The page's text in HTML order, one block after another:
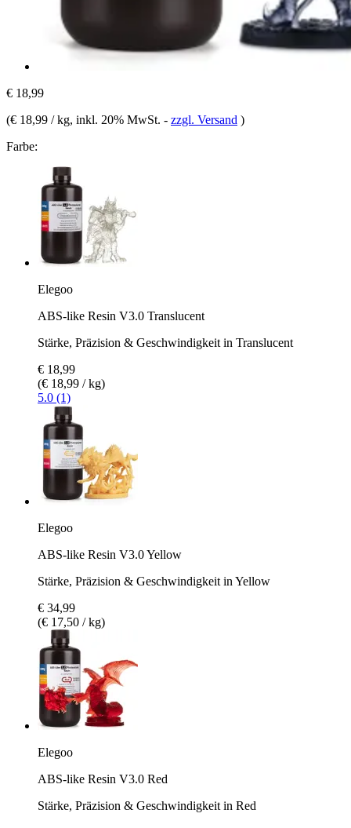
€ 18,99
(€ 18,99 / kg, inkl. 20% MwSt. - zzgl. Versand )
Farbe:
Elegoo
ABS-like Resin V3.0 Translucent
Stärke, Präzision & Geschwindigkeit in Translucent
€ 18,99
(€ 18,99 / kg)
5.0 (1)
Elegoo
ABS-like Resin V3.0 Yellow
Stärke, Präzision & Geschwindigkeit in Yellow
€ 34,99
(€ 17,50 / kg)
Elegoo
ABS-like Resin V3.0 Red
Stärke, Präzision & Geschwindigkeit in Red